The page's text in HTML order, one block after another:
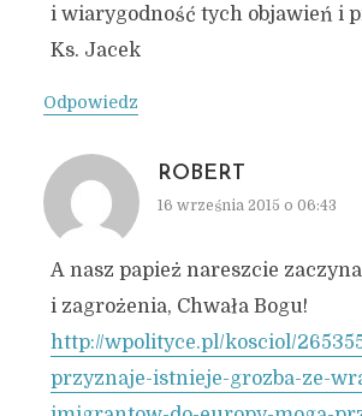
i wiarygodność tych objawień i
Ks. Jacek
Odpowiedz
ROBERT
16 września 2015 o 06:43
A nasz papież nareszcie
i zagrożenia, Chwała Bogu!
http://wpolityce.pl/kosciol/
przyznaje-istnieje-grozba-ze-